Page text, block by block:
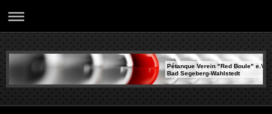
Pétanque Verein "Red Boule" e.V.
Bad Segeberg-Wahlstedt